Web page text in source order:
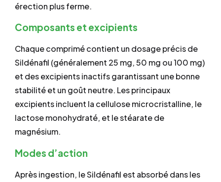
érection plus ferme.
Composants et excipients
Chaque comprimé contient un dosage précis de
Sildénafil (généralement 25 mg, 50 mg ou 100 mg)
et des excipients inactifs garantissant une bonne
stabilité et un goût neutre. Les principaux
excipients incluent la cellulose microcristalline, le
lactose monohydraté, et le stéarate de
magnésium.
Modes d’action
Après ingestion, le Sildénafil est absorbé dans les